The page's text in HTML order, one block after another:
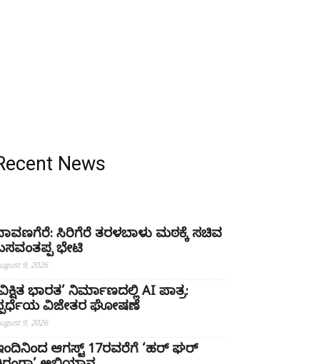
News
ಸಿರಿಗೆರೆ ತರಳಬಾಳು ಮಠಕ್ಕೆ ಸಚಿವ
ಭೇಟಿ
9, 2026
ಭಾರತ’ ನಿರ್ಮಾಣದಲ್ಲಿ AI ಪಾತ್ರ:
ವಿಜೇತರ ಘೋಷಣೆ
9, 2026
ಆಗಸ್ಟ್ 17ರವರೆಗೆ ‘ಹರ್ ಘರ್